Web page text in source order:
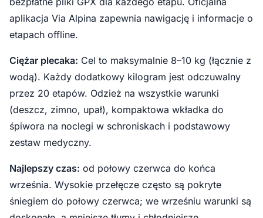
aplikacja Via Alpina zapewnia nawigację i informacje o
etapach offline.
Ciężar plecaka: Cel to maksymalnie 8–10 kg (łącznie z
wodą). Każdy dodatkowy kilogram jest odczuwalny
przez 20 etapów. Odzież na wszystkie warunki
(deszcz, zimno, upał), kompaktowa wkładka do
śpiwora na noclegi w schroniskach i podstawowy
zestaw medyczny.
Najlepszy czas: od połowy czerwca do końca
września. Wysokie przełęcze często są pokryte
śniegiem do połowy czerwca; we wrześniu warunki są